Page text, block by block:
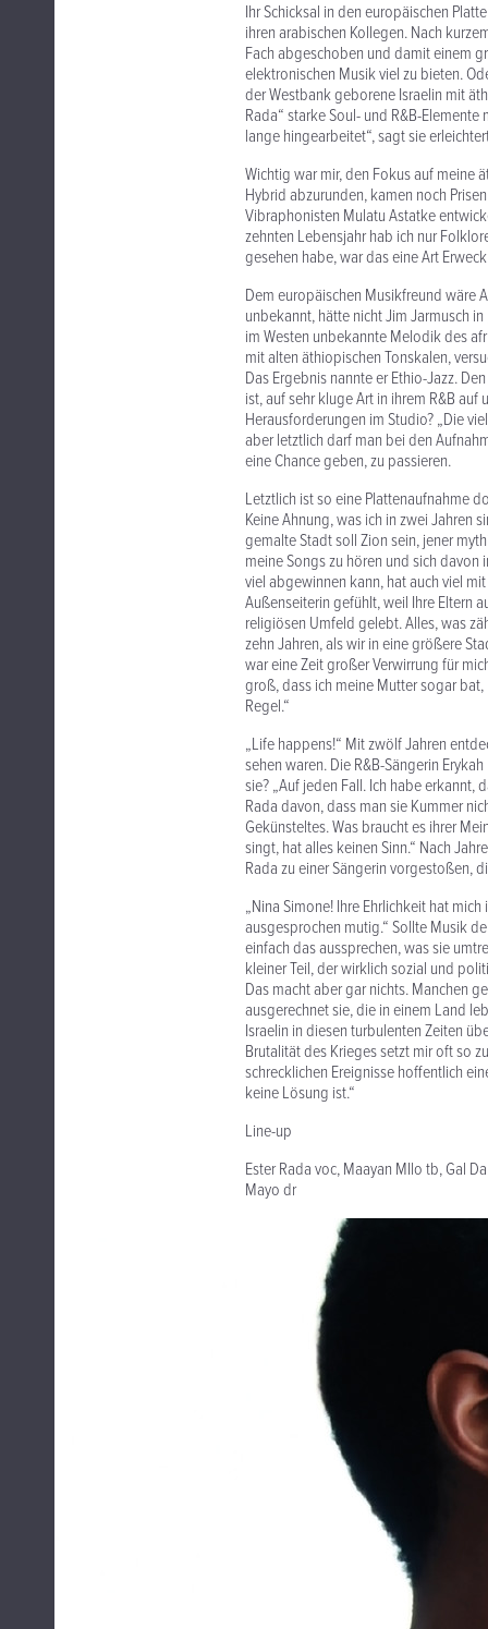
Ihr Schicksal in den europäischen
ihren arabischen Kollegen. Nach
Fach abgeschoben und damit einem
elektronischen Musik viel zu bieten.
der Westbank geborene Israelin mit
Rada“ starke Soul- und R&B-
lange hingearbeitet“, sagt sie
Wichtig war mir, den Fokus auf meine
Hybrid abzurunden, kamen noch
Vibraphonisten Mulatu Astatke
zehnten Lebensjahr hab ich nur
gesehen habe, war das eine Art
Dem europäischen Musikfreund wäre
unbekannt, hätte nicht Jim Jarmusch
im Westen unbekannte Melodik des
mit alten äthiopischen Tonskalen,
Das Ergebnis nannte er Ethio-Jazz.
ist, auf sehr kluge Art in ihrem R&B
Herausforderungen im Studio? „Die
aber letztlich darf man bei den
eine Chance geben, zu passieren.
Letztlich ist so eine Plattenaufnahme
Keine Ahnung, was ich in zwei Jahren
gemalte Stadt soll Zion sein, jener
meine Songs zu hören und sich davon
viel abgewinnen kann, hat auch viel
Außenseiterin gefühlt, weil Ihre Eltern
religiösen Umfeld gelebt. Alles, was
zehn Jahren, als wir in eine größere
war eine Zeit großer Verwirrung für
groß, dass ich meine Mutter sogar
Regel.“
„Life happens!“ Mit zwölf Jahren
sehen waren. Die R&B-Sängerin
sie? „Auf jeden Fall. Ich habe erkannt,
Rada davon, dass man sie Kummer
Gekünsteltes. Was braucht es ihrer
singt, hat alles keinen Sinn.“ Nach
Rada zu einer Sängerin vorgestoßen,
„Nina Simone! Ihre Ehrlichkeit hat
ausgesprochen mutig.“ Sollte Musik
einfach das aussprechen, was sie
kleiner Teil, der wirklich sozial und
Das macht aber gar nichts. Manchen
ausgerechnet sie, die in einem Land
Israelin in diesen turbulenten Zeiten
Brutalität des Krieges setzt mir oft so
schrecklichen Ereignisse hoffentlich
keine Lösung ist.“
Line-up
Ester Rada voc, Maayan MIlo tb, Gal
Mayo dr